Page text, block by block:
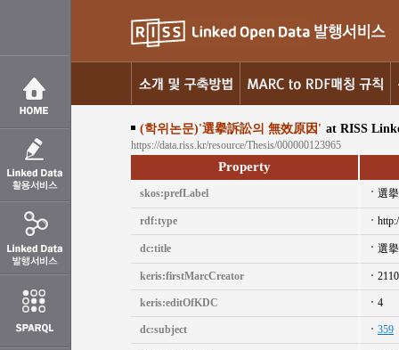
(학위논문)'選擧訴訟의 無效原因' at RISS
https://data.riss.kr/resource/Thesis/000000123965
Property
skos:prefLabel 選
rdf:type
dc:title 選
keris:firstMarcCreator
keris:editOfKDC 4
dc:subject 359